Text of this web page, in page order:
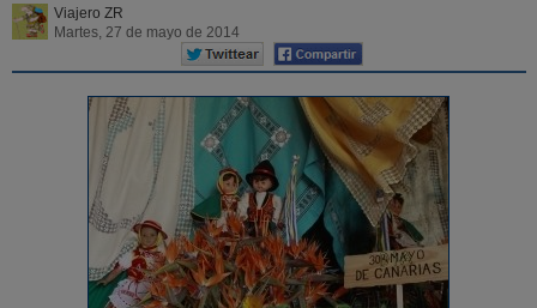
Viajero ZR
Martes, 27 de mayo de 2014